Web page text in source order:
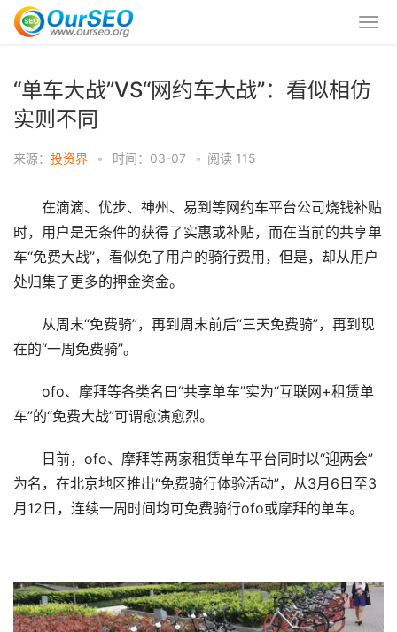
“单车大战”VS“网约车大战”：看似相仿
实则不同
来源： 投资界 • 时间：03-07 • 阅读 115
在滴滴、优步、神州、易到等网约车平台公司烧钱补贴
时，用户是无条件的获得了实惠或补贴，而在当前的共享单
车“免费大战”，看似免了用户的骑行费用，但是，却从用户
处归集了更多的押金资金。
从周末“免费骑”，再到周末前后“三天免费骑”，再到现
在的“一周免费骑”。
ofo、摩拜等各类名曰“共享单车”实为“互联网+租赁单
车”的“免费大战”可谓愈演愈烈。
日前，ofo、摩拜等两家租赁单车平台同时以“迎两会”
为名，在北京地区推出“免费骑行体验活动”，从3月6日至3
月12日，连续一周时间均可免费骑行ofo或摩拜的单车。